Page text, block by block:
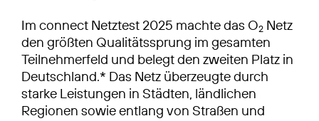
Im connect Netztest 2025 machte das O2 Netz
den größten Qualitätssprung im gesamten
Teilnehmerfeld und belegt den zweiten Platz in
Deutschland.* Das Netz überzeugte durch
starke Leistungen in Städten, ländlichen
Regionen sowie entlang von Straßen und